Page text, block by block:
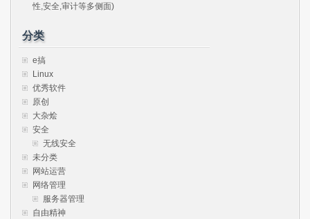
性,安全,审计等多侧面)
分类
e搞
Linux
优秀软件
原创
大杂烩
安全
无线安全
未分类
网站运营
网络管理
服务器管理
自由精神